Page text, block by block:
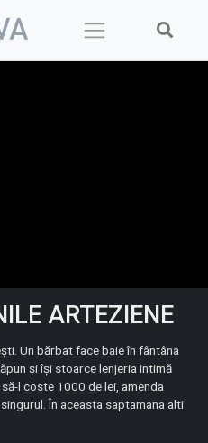
ARTEZIENE
Un bărbat face baie în fântâna
și își stoarce lenjeria intimă
l coste 1000 de lei, amenda
În aceasta saptamana alti